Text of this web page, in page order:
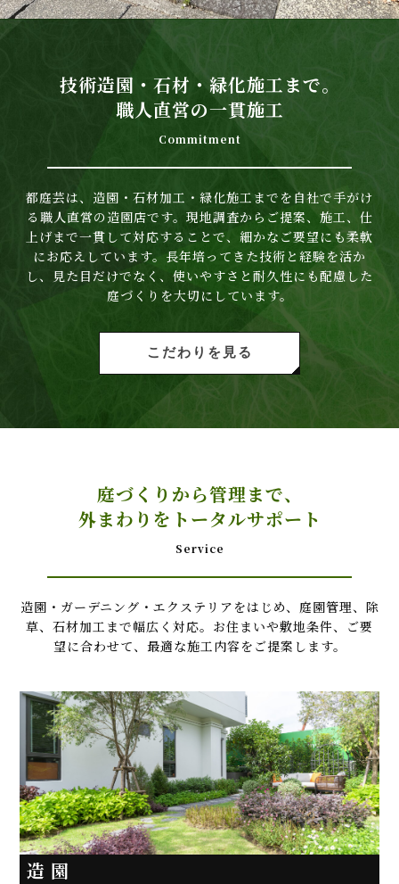
技術造園・石材・緑化施工まで。
職人直営の一貫施工
Commitment
都庭芸は、造園・石材加工・緑化施工までを自社で手がけ
る職人直営の造園店です。現地調査からご提案、施工、仕
上げまで一貫して対応することで、細かなご要望にも柔軟
にお応えしています。長年培ってきた技術と経験を活か
し、見た目だけでなく、使いやすさと耐久性にも配慮した
庭づくりを大切にしています。
こだわりを見る
庭づくりから管理まで、
外まわりをトータルサポート
Service
造園・ガーデニング・エクステリアをはじめ、庭園管理、除
草、石材加工まで幅広く対応。お住まいや敷地条件、ご要
望に合わせて、最適な施工内容をご提案します。
造 園